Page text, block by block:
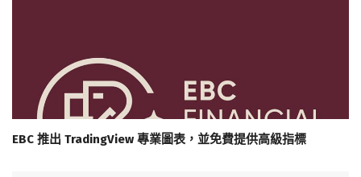
EBC 推出 TradingView 專業圖表，並免費提供高級指標